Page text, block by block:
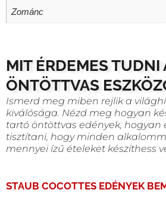
Zománc
MIT ÉRDEMES TUDNI
ÖNTÖTTVAS
Ismerd meg miben rejlik a
kiválósága. Nézd meg hogyan
tartó öntöttvas edények, hogyan
tisztítani, hogy minden
mennyei ízű ételeket készíthess
STAUB COCOTTES EDÉNYEK